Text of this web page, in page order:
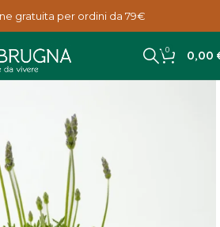
gratuita per ordini da 79€
0 0,00